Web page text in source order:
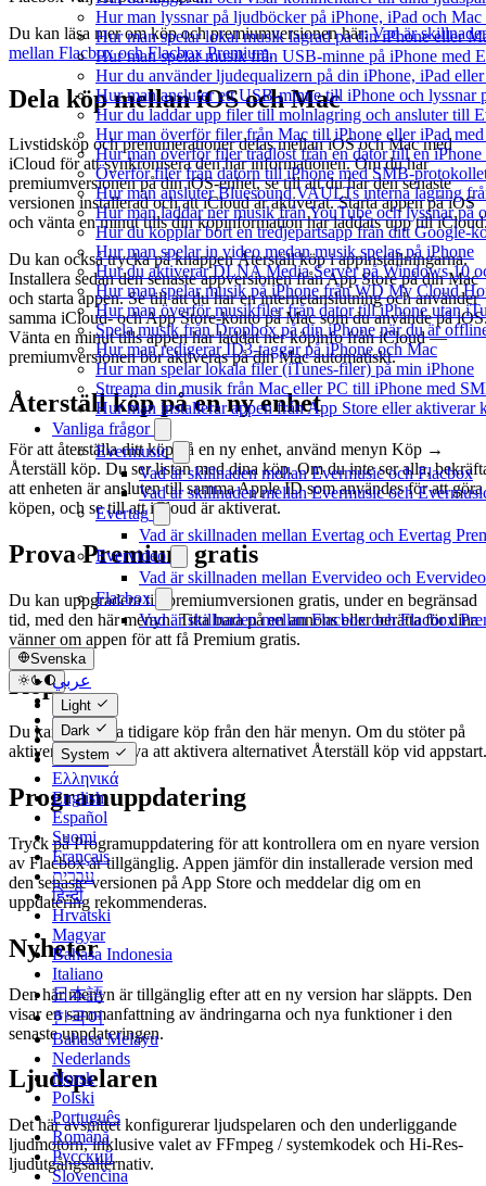
Hur man lyssnar på ljudböcker på iPhone, iPad och
Hur man spelar lokal musik lagrad pa din iPhone eller
Hur man spelar musik från USB-minne på iPhone med
Hur du använder ljudequalizern på din iPhone, iPad
Hur man ansluter ett USB-minne till iPhone och lyssnar
Hur du laddar upp filer till molnlagring och ansluter till
Hur man överför filer från Mac till iPhone eller iPad
Hur man överför filer trådlöst från en dator till en
Överför filer från datorn till iPhone med SMB-
Hur man ansluter Bluesound VAULTs interna lagring
Hur man laddar ner musik från YouTube och lyssnar på
Hur du kopplar bort en tredjepartsapp från ditt Google-
Hur man spelar in video medan musik spelas på iPhone
Hur du aktiverar DLNA Media Server på Windows 10
Hur man spelar musik på iPhone från WD My Cloud
Hur man överför musikfiler från dator till iPhone utan
Spela musik från Dropbox på din iPhone när du är
Hur man redigerar ID3-taggar på iPhone och Mac
Hur man spelar lokala filer (iTunes-filer) på min iPhone
Streama din musik från Mac eller PC till iPhone med
Hur man installerar appen från App Store eller aktiverar
Vanliga frågor
Evermusic
Vad är skillnaden mellan Evermusic och Flacbox
Vad är skillnaden mellan Evermusic och
Evertag
Vad är skillnaden mellan Evertag och Evertag
Evervideo
Vad är skillnaden mellan Evervideo och
Flacbox
Vad är skillnaden mellan Flacbox och Flacbox
Svenska
عربي
Català
Čeština
Dansk
Deutsch
Ελληνικά
English
Español
Suomi
Français
עברית
हिन्दी
Hrvatski
Magyar
Bahasa Indonesia
Italiano
日本語
한국어
Bahasa Melayu
Nederlands
Norsk
Polski
Português
Română
Русский
Slovenčina
Light
Dark
System
Du kan läsa mer om köp och premiumversionen här:Vad är
mellan Flacbox och Flacbox Premium.
Dela köp mellan iOS och Mac
Livstidsköp och prenumerationer delas mellan iOS och Mac med
iCloud för att synkronisera den här informationen. Om du har
premiumversionen på din iOS-enhet, se till att du har den senaste
versionen installerad och att iCloud är aktiverat. Starta appen på iOS
och vänta en minut tills din köpinformation har laddats upp till
Du kan också trycka på knappen Återställ köp i appinställningarna.
Installera sedan den senaste appversionen från App Store på din Mac
och starta appen. Se till att du har en internetanslutning och använder
samma iCloud- och App Store-konto på Mac som du använde på
Vänta en minut tills appen har laddat ner köpinfo från iCloud —
premiumversionen bör aktiveras på din Mac automatiskt.
Återställ köp på en ny enhet
För att återställa ditt köp på en ny enhet, använd menyn Köp →
Återställ köp. Du ser listan med dina köp. Om du inte ser alla,
att enheten är ansluten till samma Apple ID som användes för att göra
köpen, och se till att iCloud är aktiverat.
Prova Premium gratis
Du kan uppgradera till premiumversionen gratis, under en begränsad
tid, med den här menyn. Titta bara på en annons eller berätta för dina
vänner om appen för att få Premium gratis.
Köp
Du kan återställa tidigare köp från den här menyn. Om du stöter på
aktiveringsfel, prova att aktivera alternativet Återställ köp vid appstart.
Programuppdatering
Tryck på Programuppdatering för att kontrollera om en nyare version
av Flacbox är tillgänglig. Appen jämför din installerade version med
den senaste versionen på App Store och meddelar dig om en
uppdatering rekommenderas.
Nyheter
Den här menyn är tillgänglig efter att en ny version har släppts. Den
visar en sammanfattning av ändringarna och nya funktioner i den
senaste uppdateringen.
Ljudspelaren
Det här avsnittet konfigurerar ljudspelaren och den underliggande
ljudmotorn, inklusive valet av FFmpeg / systemkodek och Hi-Res-
ljudutgångsalternativ.